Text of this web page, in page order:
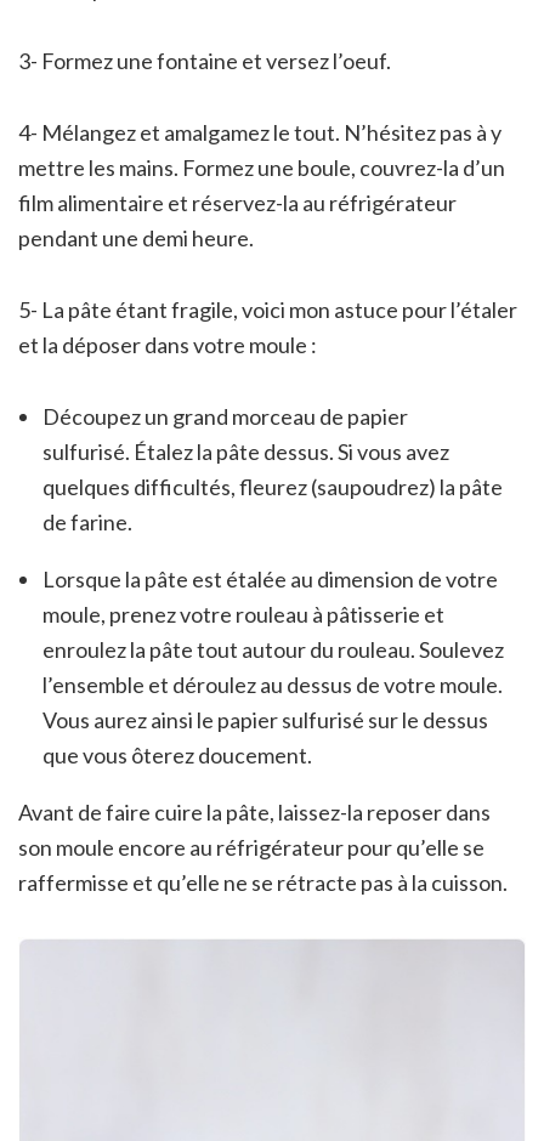
3- Formez une fontaine et versez l’oeuf.
4- Mélangez et amalgamez le tout. N’hésitez pas à y
mettre les mains. Formez une boule, couvrez-la d’un
film alimentaire et réservez-la au réfrigérateur
pendant une demi heure.
5- La pâte étant fragile, voici mon astuce pour l’étaler
et la déposer dans votre moule :
Découpez un grand morceau de papier
sulfurisé. Étalez la pâte dessus. Si vous avez
quelques difficultés, fleurez (saupoudrez) la pâte
de farine.
Lorsque la pâte est étalée au dimension de votre
moule, prenez votre rouleau à pâtisserie et
enroulez la pâte tout autour du rouleau. Soulevez
l’ensemble et déroulez au dessus de votre moule.
Vous aurez ainsi le papier sulfurisé sur le dessus
que vous ôterez doucement.
Avant de faire cuire la pâte, laissez-la reposer dans
son moule encore au réfrigérateur pour qu’elle se
raffermisse et qu’elle ne se rétracte pas à la cuisson.